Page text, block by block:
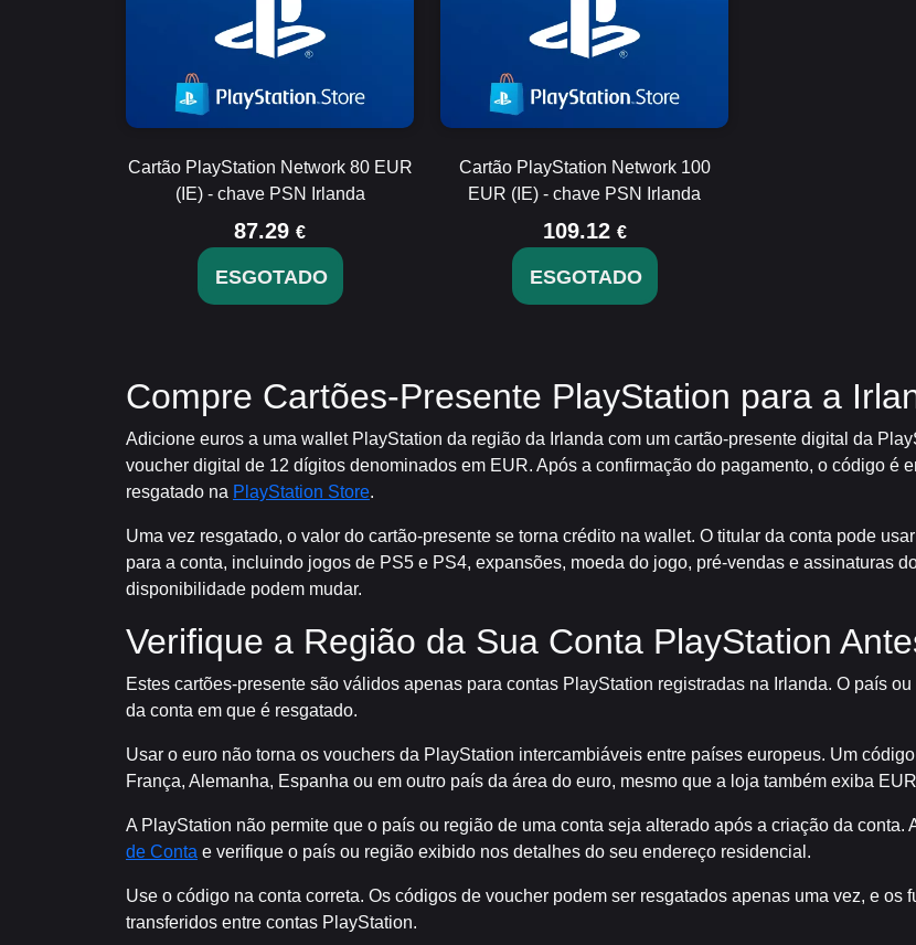
Cartão PlayStation Network 80 EUR
(IE) - chave PSN Irlanda
87.29 €
ESGOTADO
Cartão PlayStation Network 100
EUR (IE) - chave PSN Irlanda
109.12 €
ESGOTADO
Compre Cartões-Presente PlayStation para a
Adicione euros a uma wallet PlayStation da região da Irlanda com um cartão-presente digital da
voucher digital de 12 dígitos denominados em EUR. Após a confirmação do pagamento, o código é
resgatado na PlayStation Store.
Uma vez resgatado, o valor do cartão-presente se torna crédito na wallet. O titular da conta pode
para a conta, incluindo jogos de PS5 e PS4, expansões, moeda do jogo, pré-vendas e assinaturas
disponibilidade podem mudar.
Verifique a Região da Sua Conta PlayStation
Estes cartões-presente são válidos apenas para contas PlayStation registradas na Irlanda. O país
da conta em que é resgatado.
Usar o euro não torna os vouchers da PlayStation intercambiáveis entre países europeus. Um
França, Alemanha, Espanha ou em outro país da área do euro, mesmo que a loja também exiba
A PlayStation não permite que o país ou região de uma conta seja alterado após a criação da conta.
de Conta e verifique o país ou região exibido nos detalhes do seu endereço residencial.
Use o código na conta correta. Os códigos de voucher podem ser resgatados apenas uma vez, e
transferidos entre contas PlayStation.